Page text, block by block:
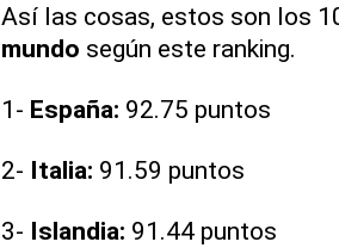
Así las cosas, estos son los
mundo según este ranking.
1- España: 92.75 puntos
2- Italia: 91.59 puntos
3- Islandia: 91.44 puntos